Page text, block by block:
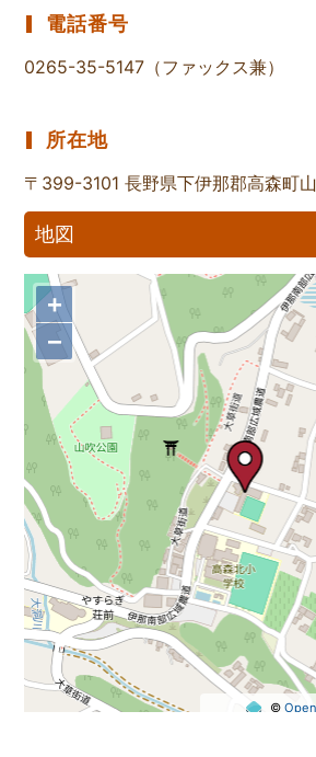
電話番号
0265-35-5147（ファックス兼）
所在地
〒399-3101 長野県下伊那郡高森町
地図
+
−
©